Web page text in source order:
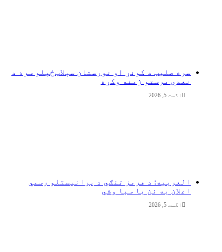
سره صلیب د کونړ او نورستان سېلاب‌ځپلو سره د
نغدي مرستو ژمنه وکړه
اگست 5, 2026
العربیه: د هرمز تنګي د پرانیستلو رسمي
اعلان به نن یا سبا وشي
اگست 5, 2026